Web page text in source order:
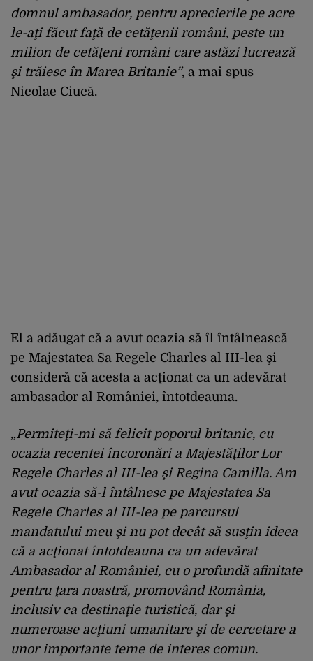
domnul ambasador, pentru aprecierile pe acre
le-aţi făcut faţă de cetăţenii români, peste un
milion de cetăţeni români care astăzi lucrează
şi trăiesc în Marea Britanie”, a mai spus
Nicolae Ciucă.
El a adăugat că a avut ocazia să îl întâlnească
pe Majestatea Sa Regele Charles al III-lea şi
consideră că acesta a acţionat ca un adevărat
ambasador al României, întotdeauna.
„Permiteţi-mi să felicit poporul britanic, cu
ocazia recentei încoronări a Majestăţilor Lor
Regele Charles al III-lea şi Regina Camilla. Am
avut ocazia să-l întâlnesc pe Majestatea Sa
Regele Charles al III-lea pe parcursul
mandatului meu şi nu pot decât să susţin ideea
că a acţionat întotdeauna ca un adevărat
Ambasador al României, cu o profundă afinitate
pentru ţara noastră, promovând România,
inclusiv ca destinaţie turistică, dar şi
numeroase acţiuni umanitare şi de cercetare a
unor importante teme de interes comun.